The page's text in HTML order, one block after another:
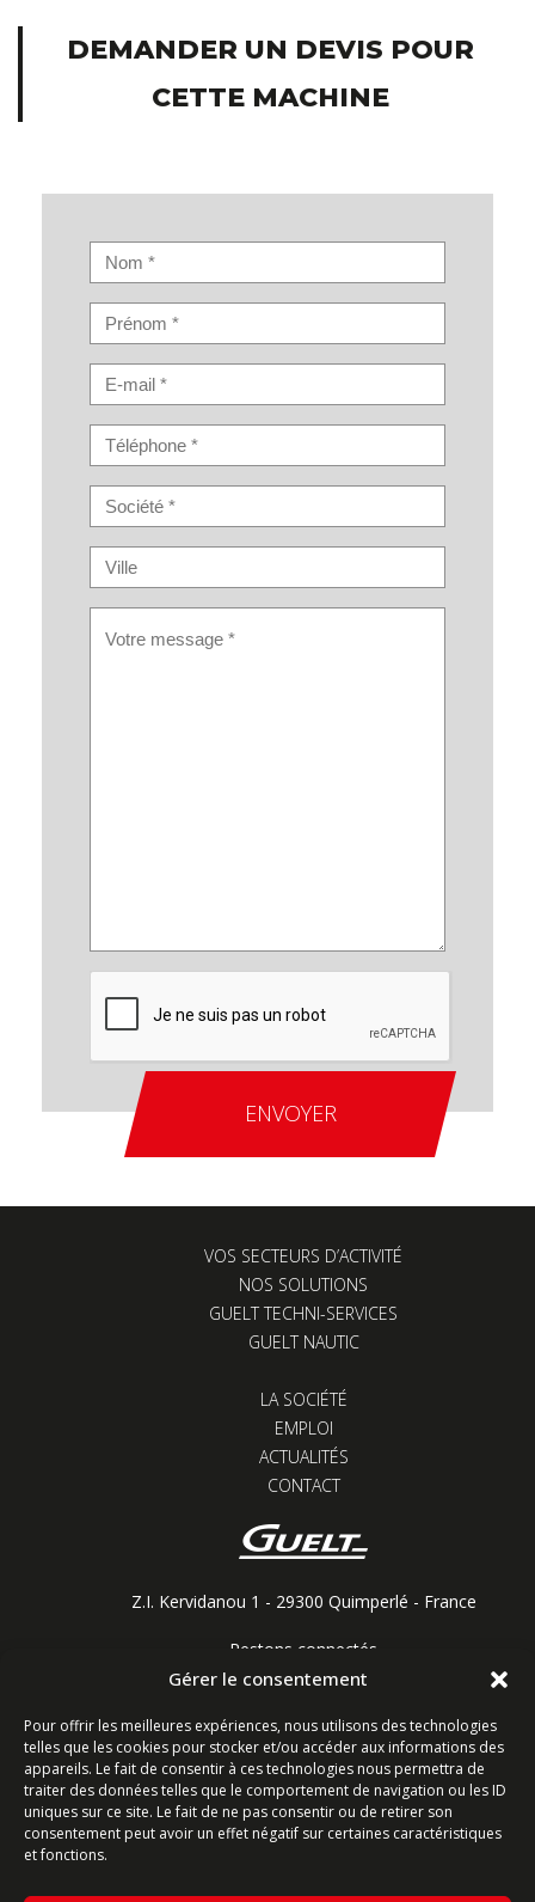
Gérer le consentement
Pour offrir les meilleures expériences, nous utilisons des technologies
telles que les cookies pour stocker et/ou accéder aux informations des
appareils. Le fait de consentir à ces technologies nous permettra de
traiter des données telles que le comportement de navigation ou les ID
uniques sur ce site. Le fait de ne pas consentir ou de retirer son
consentement peut avoir un effet négatif sur certaines caractéristiques
et fonctions.
DEMANDER UN DEVIS POUR
CETTE MACHINE
VOS SECTEURS D’ACTIVITÉ
NOS SOLUTIONS
GUELT TECHNI-SERVICES
GUELT NAUTIC
LA SOCIÉTÉ
EMPLOI
ACTUALITÉS
CONTACT
Z.I. Kervidanou 1 - 29300 Quimperlé - France
Restons connectés
Contactez-nous
Ligne commerciale : +33 (0)2 98 96 20 20
Lundi-Vendredi 8h-12h & 13h15-17h15 | Samedi 8h-
12h